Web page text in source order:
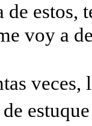
estos,
voy a
veces,
de